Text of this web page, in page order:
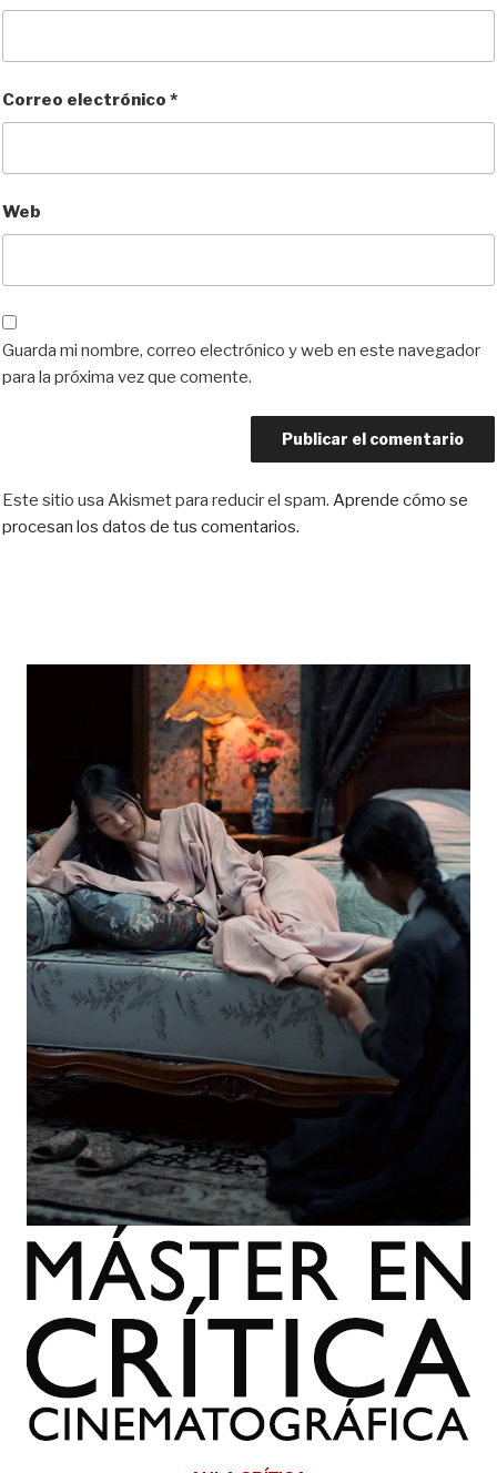
Correo electrónico *
Web
Guarda mi nombre, correo electrónico y web en este navegador
para la próxima vez que comente.
Este sitio usa Akismet para reducir el spam. Aprende cómo se
procesan los datos de tus comentarios.